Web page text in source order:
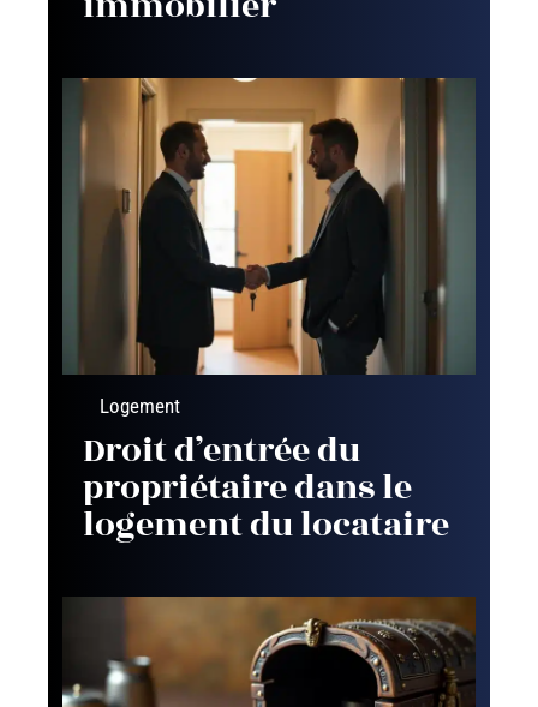
Logement
Droit d’entrée du
propriétaire dans le
logement du locataire